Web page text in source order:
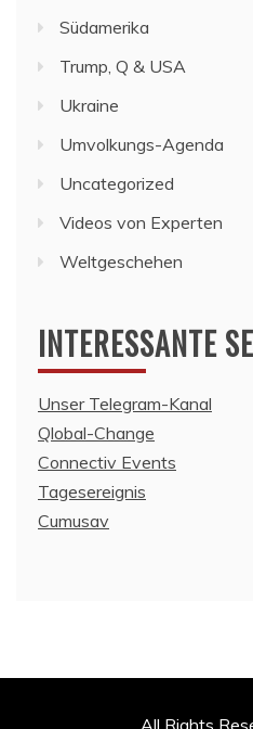
Südamerika
Trump, Q & USA
Ukraine
Umvolkungs-Agenda
Uncategorized
Videos von Experten
Weltgeschehen
INTERESSANTE
Unser Telegram-Kanal
Qlobal-Change
Connectiv Events
Tagesereignis
Cumusav
All Rights